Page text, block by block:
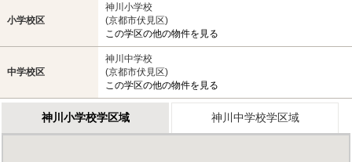
小学校区
神川小学校
(京都市伏見区)
この学区の他の物件を見る
中学校区
神川中学校
(京都市伏見区)
この学区の他の物件を見る
神川小学校学区域 神川中学校学区域